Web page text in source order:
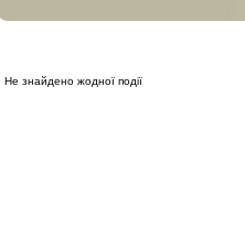
Не знайдено жодної події